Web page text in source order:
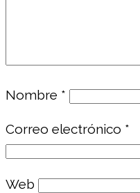
Nombre *
Correo electrónico *
Web